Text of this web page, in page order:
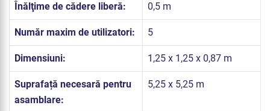
Înălţime de cădere liberă: 0,5 m
Număr maxim de utilizatori: 5
Dimensiuni: 1,25 x 1,25 x 0,87 m
Suprafață necesară pentru
asamblare:
5,25 x 5,25 m